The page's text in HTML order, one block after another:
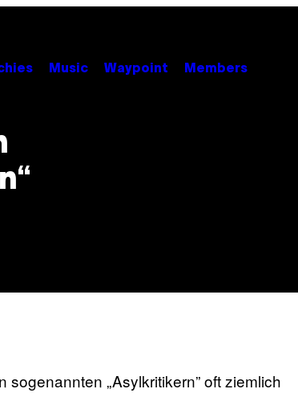
Music Waypoint Members
„Asylkritikern” oft ziemlich